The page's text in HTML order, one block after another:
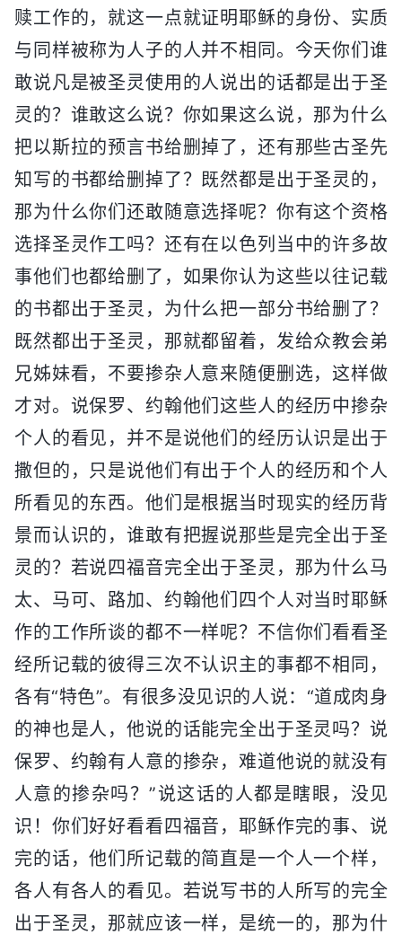
赎工作的，就这一点就证明耶稣的身份、实质
与同样被称为人子的人并不相同。今天你们谁
敢说凡是被圣灵使用的人说出的话都是出于圣
灵的？谁敢这么说？你如果这么说，那为什么
把以斯拉的预言书给删掉了，还有那些古圣先
知写的书都给删掉了？既然都是出于圣灵的，
那为什么你们还敢随意选择呢？你有这个资格
选择圣灵作工吗？还有在以色列当中的许多故
事他们也都给删了，如果你认为这些以往记载
的书都出于圣灵，为什么把一部分书给删了？
既然都出于圣灵，那就都留着，发给众教会弟
兄姊妹看，不要掺杂人意来随便删选，这样做
才对。说保罗、约翰他们这些人的经历中掺杂
个人的看见，并不是说他们的经历认识是出于
撒但的，只是说他们有出于个人的经历和个人
所看见的东西。他们是根据当时现实的经历背
景而认识的，谁敢有把握说那些是完全出于圣
灵的？若说四福音完全出于圣灵，那为什么马
太、马可、路加、约翰他们四个人对当时耶稣
作的工作所谈的都不一样呢？不信你们看看圣
经所记载的彼得三次不认识主的事都不相同，
各有“特色”。有很多没见识的人说：“道成肉身
的神也是人，他说的话能完全出于圣灵吗？说
保罗、约翰有人意的掺杂，难道他说的就没有
人意的掺杂吗？”说这话的人都是瞎眼，没见
识！你们好好看看四福音，耶稣作完的事、说
完的话，他们所记载的简直是一个人一个样，
各人有各人的看见。若说写书的人所写的完全
出于圣灵，那就应该一样，是统一的，那为什